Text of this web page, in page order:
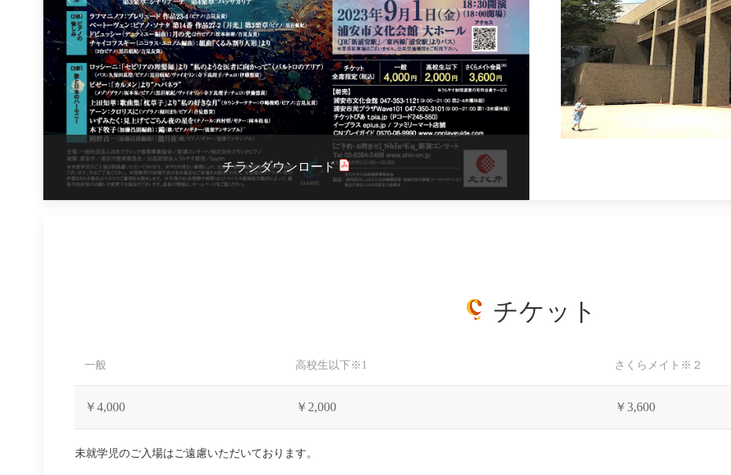
チラシダウンロード
チケット
一般 高校生以下※1 さくらメイト※２
￥4,000 ￥2,000 ￥3,600
未就学児のご入場はご遠慮いただいております。